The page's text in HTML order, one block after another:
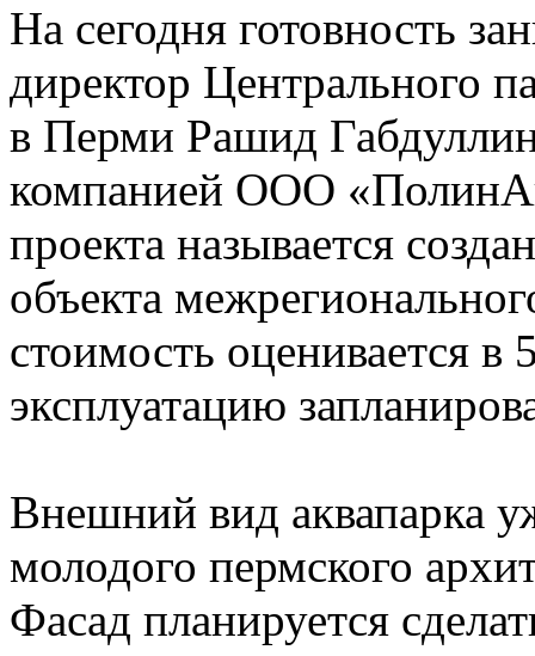
На сегодня готовность
директор Центрального
в Перми Рашид
компанией ООО
проекта называется
объекта
стоимость оценивается в
эксплуатацию
Внешний вид аквапарка
молодого пермского
Фасад планируется